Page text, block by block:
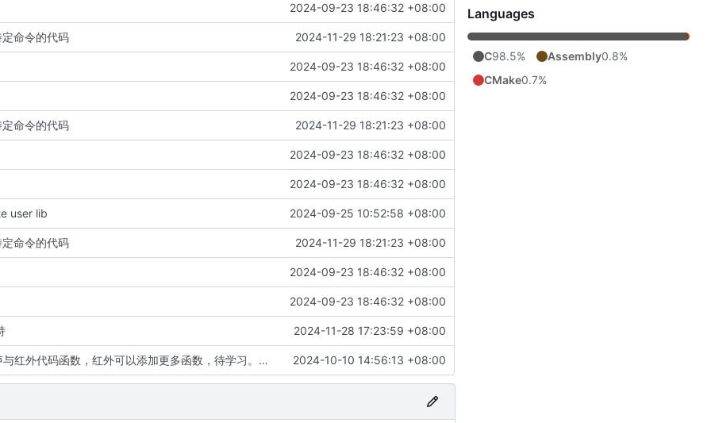
2024-09-23 18:46:32 +08:00
命令的代码 2024-11-29 18:21:23 +08:00
2024-09-23 18:46:32 +08:00
2024-09-23 18:46:32 +08:00
命令的代码 2024-11-29 18:21:23 +08:00
2024-09-23 18:46:32 +08:00
2024-09-23 18:46:32 +08:00
user lib 2024-09-25 10:52:58 +08:00
命令的代码 2024-11-29 18:21:23 +08:00
2024-09-23 18:46:32 +08:00
2024-09-23 18:46:32 +08:00
2024-11-28 17:23:59 +08:00
规范第一版超声与红外代码函数，红外可以添加更多函数，待学习。同时修改CMakeList在生成bin与hex文件时的命名，以便区分。CMakeList与.h头文件的联动尚未实现。 2024-10-10 14:56:13 +08:00
Languages
C98.5% Assembly0.8%
CMake0.7%